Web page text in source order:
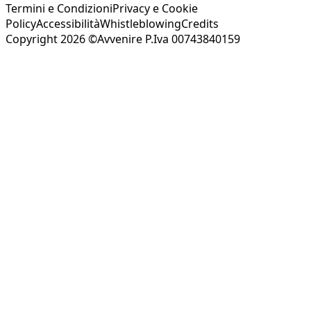
Termini e CondizioniPrivacy e Cookie
PolicyAccessibilitàWhistleblowingCredits
Copyright 2026 ©Avvenire P.Iva 00743840159